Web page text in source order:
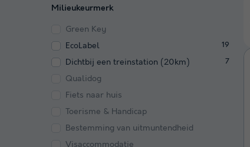
Milieukeurmerk
Green Key
EcoLabel
19
Dichtbij een treinstation (20km) 7
Qualidog
Fiets naar huis
Toerisme & Handicap
Bestemming van uitmuntendheid
Visaccommodatie